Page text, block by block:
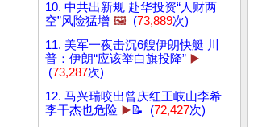
10. 中共出新规 赴华投资“人财两
空”风险猛增 🖼️ (73,889次)
11. 美军一夜击沉6艘伊朗快艇 川
普：伊朗“应该举白旗投降” ▶️
(73,287次)
12. 马兴瑞咬出曾庆红王岐山李希
李干杰也危险 ▶️📝 (72,427次)